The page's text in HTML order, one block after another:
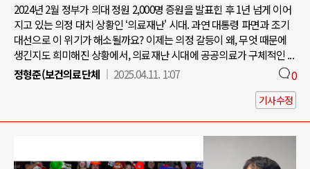
2024년 2월 정부가 의대 정원 2,000명 증원을 발표힌 후 1년 넘게 이어
지고 있는 의정 대치 상황인 ‘의료재난' 시대. 과연 대통령 파면과 조기
대선으로 이 위기가 해소될까요? 이제는 의정 갈등이 왜, 무엇 때문에
생긴지도 희미해진 상황에서, 의료재난 시대에 공공의료가 구체적인 ...
정형준(보건의료단체
2025.04.11. 1:07 0
기사수정